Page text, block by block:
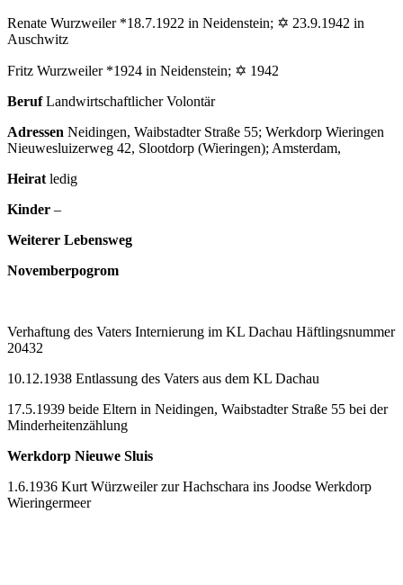
Renate Wurzweiler *18.7.1922 in Neidenstein; ✡ 23.9.1942 in
Auschwitz
Fritz Wurzweiler *1924 in Neidenstein; ✡ 1942
BerufLandwirtschaftlicher Volontär
Adressen Neidingen, Waibstadter Straße 55; Werkdorp Wieringen
Nieuwesluizerweg 42, Slootdorp (Wieringen); Amsterdam,
Heirat ledig
Kinder –
Weiterer Lebensweg
Novemberpogrom
Verhaftung des Vaters Internierung im KL Dachau Häftlingsnummer
20432
10.12.1938 Entlassung des Vaters aus dem KL Dachau
17.5.1939 beide Eltern in Neidingen, Waibstadter Straße 55 bei der
Minderheitenzählung
Werkdorp Nieuwe Sluis
1.6.1936 Kurt Würzweiler zur Hachschara ins Joodse Werkdorp
Wieringermeer